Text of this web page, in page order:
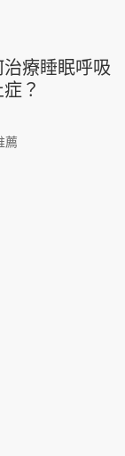
療睡眠呼吸
？
薦